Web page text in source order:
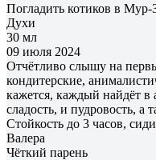
Погладить котиков в Мур-
Духи
30 мл
09 июля 2024
Отчётливо слышу на
кондитерские,
кажется, каждый найдёт в
сладость, и пудровость, а
Стойкость до 3 часов,
Валера
Чёткий парень